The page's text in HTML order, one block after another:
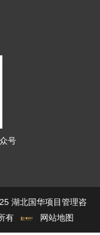
号
湖北国华项目管理咨
有
网站地图